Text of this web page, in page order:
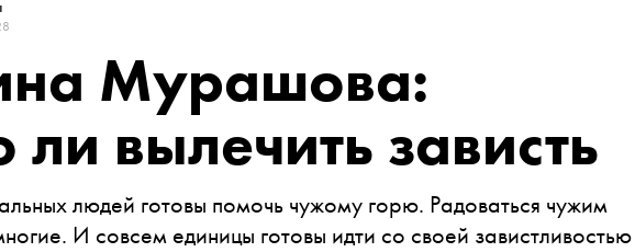
Мурашова:
вылечить зависть
людей готовы помочь чужому горю. Радоваться чужим
И совсем единицы готовы идти со своей завистливостью